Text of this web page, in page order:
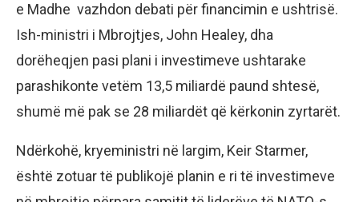
e Madhe vazhdon debati për financimin e ushtrisë.
Ish-ministri i Mbrojtjes, John Healey, dha
dorëheqjen pasi plani i investimeve ushtarake
parashikonte vetëm 13,5 miliardë paund shtesë,
shumë më pak se 28 miliardët që kërkonin zyrtarët.
Ndërkohë, kryeministri në largim, Keir Starmer,
është zotuar të publikojë planin e ri të investimeve